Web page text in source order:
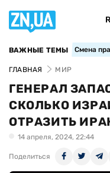
ВАЖНЫЕ ТЕМЫ Смена
ГЛАВНАЯ МИР
ГЕНЕРАЛ
СКОЛЬКО
ОТРАЗИТЬ
14 апреля, 2024, 22:44
Поделиться